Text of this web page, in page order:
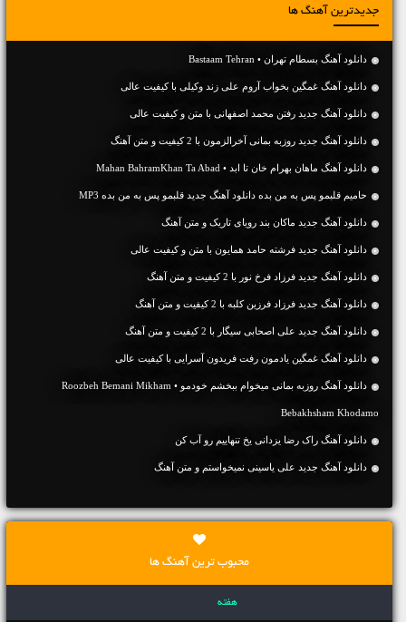
جدیدترین آهنگ ها
دانلود آهنگ بسطام تهران • Bastaam Tehran
دانلود آهنگ غمگین بخواب آروم علی زند وکیلی با کیفیت عالی
دانلود آهنگ جديد رفتن محمد اصفهانی با متن و کیفیت عالی
دانلود آهنگ جديد روزبه بمانی آخرالزمون با 2 کیفیت و متن آهنگ
دانلود آهنگ ماهان بهرام خان تا ابد • Mahan BahramKhan Ta Abad
حامیم قلبمو پس به من بده دانلود آهنگ جدید قلبمو پس به من بده MP3
دانلود آهنگ جديد ماکان بند رویای تاریک و متن آهنگ
دانلود آهنگ جديد فرشته حامد همایون با متن و کیفیت عالی
دانلود آهنگ جديد فرزاد فرخ نور با 2 کیفیت و متن آهنگ
دانلود آهنگ جديد فرزاد فرزین کلبه با 2 کیفیت و متن آهنگ
دانلود آهنگ جديد علی اصحابی سیگار با 2 کیفیت و متن آهنگ
دانلود آهنگ غمگین یادمون رفت فریدون آسرایی با کیفیت عالی
دانلود آهنگ روزبه بمانی میخوام ببخشم خودمو • Roozbeh Bemani Mikham
Bebakhsham Khodamo
دانلود آهنگ راک رضا یزدانی یخ تنهاییم رو آب کن
دانلود آهنگ جديد علی یاسینی نمیخواستم و متن آهنگ
محبوب ترین آهنگ ها
هفته